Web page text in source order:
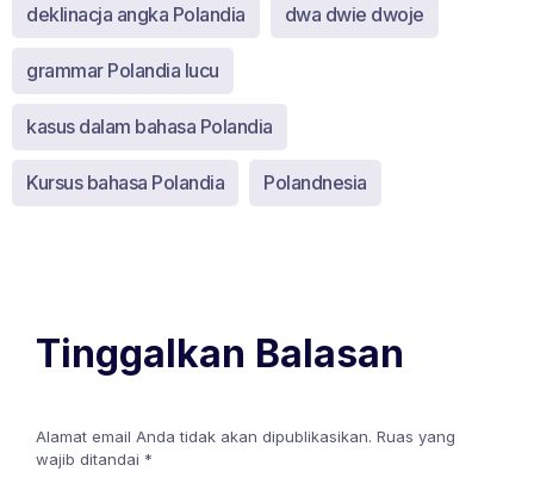
deklinacja angka Polandia dwa dwie dwoje
grammar Polandia lucu
kasus dalam bahasa Polandia
Kursus bahasa Polandia Polandnesia
Tinggalkan Balasan
Alamat email Anda tidak akan dipublikasikan. Ruas yang
wajib ditandai *